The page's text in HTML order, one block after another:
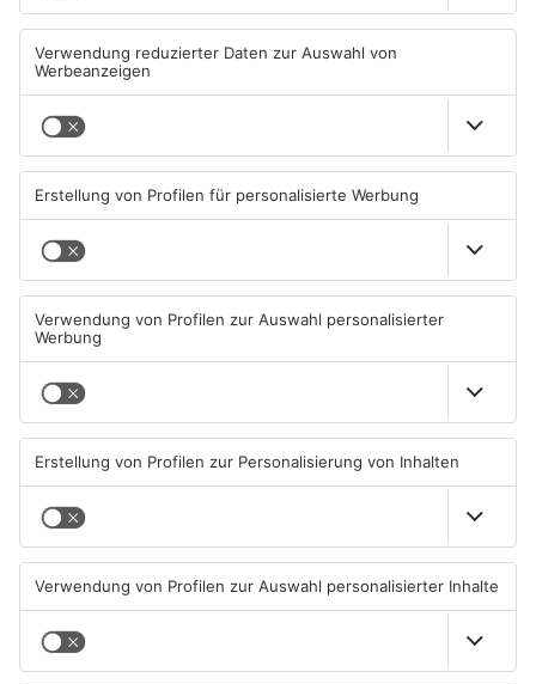
Mehr aus Sport
Sportergebnisse: TVG
gewinnt zum Jubiläum in
Rodgau
09.08.2026, 09:38 UHR IN SPORT
Sportergebnisse: TV
Großwallstadt unterliegt
Rhein-Neckar Löwen